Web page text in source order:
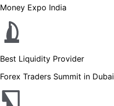
Money Expo India
Best Liquidity Provider
Forex Traders Summit in Dubai